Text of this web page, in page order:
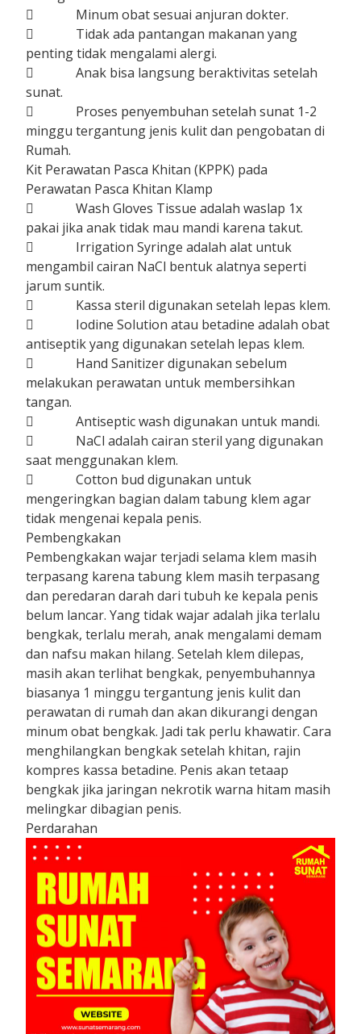
 Minum obat sesuai anjuran dokter.
 Tidak ada pantangan makanan yang
penting tidak mengalami alergi.
 Anak bisa langsung beraktivitas setelah
sunat.
 Proses penyembuhan setelah sunat 1-2
minggu tergantung jenis kulit dan pengobatan di
Rumah.
Kit Perawatan Pasca Khitan (KPPK) pada
Perawatan Pasca Khitan Klamp
 Wash Gloves Tissue adalah waslap 1x
pakai jika anak tidak mau mandi karena takut.
 Irrigation Syringe adalah alat untuk
mengambil cairan NaCl bentuk alatnya seperti
jarum suntik.
 Kassa steril digunakan setelah lepas klem.
 Iodine Solution atau betadine adalah obat
antiseptik yang digunakan setelah lepas klem.
 Hand Sanitizer digunakan sebelum
melakukan perawatan untuk membersihkan
tangan.
 Antiseptic wash digunakan untuk mandi.
 NaCl adalah cairan steril yang digunakan
saat menggunakan klem.
 Cotton bud digunakan untuk
mengeringkan bagian dalam tabung klem agar
tidak mengenai kepala penis.
Pembengkakan
Pembengkakan wajar terjadi selama klem masih
terpasang karena tabung klem masih terpasang
dan peredaran darah dari tubuh ke kepala penis
belum lancar. Yang tidak wajar adalah jika terlalu
bengkak, terlalu merah, anak mengalami demam
dan nafsu makan hilang. Setelah klem dilepas,
masih akan terlihat bengkak, penyembuhannya
biasanya 1 minggu tergantung jenis kulit dan
perawatan di rumah dan akan dikurangi dengan
minum obat bengkak. Jadi tak perlu khawatir. Cara
menghilangkan bengkak setelah khitan, rajin
kompres kassa betadine. Penis akan tetaap
bengkak jika jaringan nekrotik warna hitam masih
melingkar dibagian penis.
Perdarahan